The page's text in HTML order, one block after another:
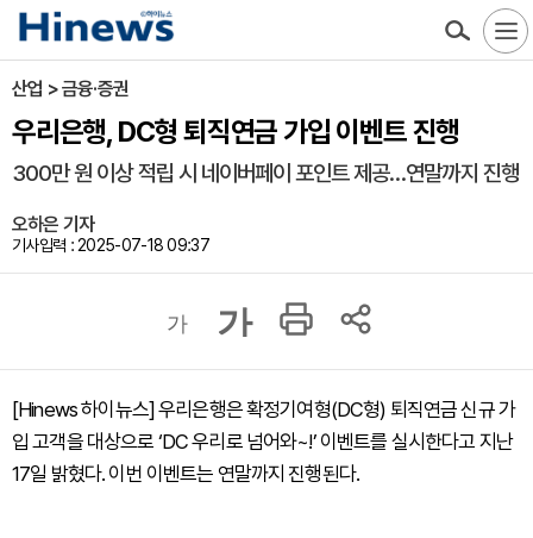
산업 > 금융·증권
우리은행, DC형 퇴직연금 가입 이벤트 진행
300만 원 이상 적립 시 네이버페이 포인트 제공…연말까지 진행
오하은 기자
기사입력 : 2025-07-18 09:37
가 가
[Hinews 하이뉴스] 우리은행은 확정기여형(DC형) 퇴직연금 신규 가
입 고객을 대상으로 ‘DC 우리로 넘어와~!’ 이벤트를 실시한다고 지난
17일 밝혔다. 이번 이벤트는 연말까지 진행된다.